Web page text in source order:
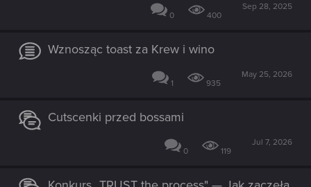
0 400
Sep 28, 2025
Wznosząc toast za Krew i wino
1 935
May 25, 2026
Cutscenki przed bossami
0 119
Jul 7, 2026